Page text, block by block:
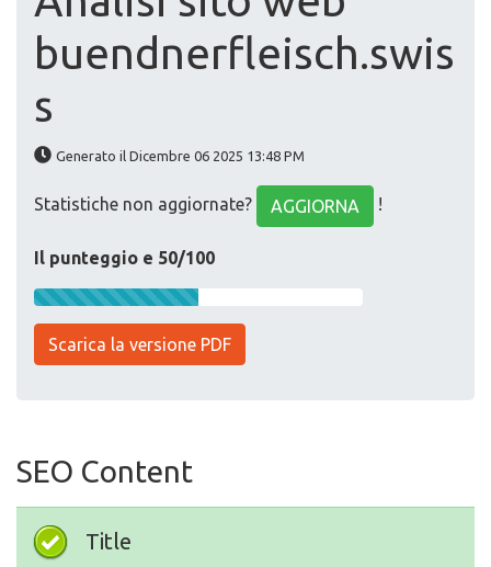
buendnerfleisch.swis
s
Generato il Dicembre 06 2025 13:48 PM
Statistiche non aggiornate? AGGIORNA !
Il punteggio e 50/100
Scarica la versione PDF
SEO Content
Title